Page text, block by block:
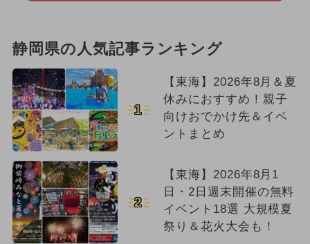
静岡県の人気記事ランキング
1
【東海】2026年8月＆夏
休みにおすすめ！親子
向けおでかけ先＆イベ
ントまとめ
2
【東海】2026年8月1
日・2日週末開催の無料
イベント18選 大規模夏
祭り＆花火大会も！